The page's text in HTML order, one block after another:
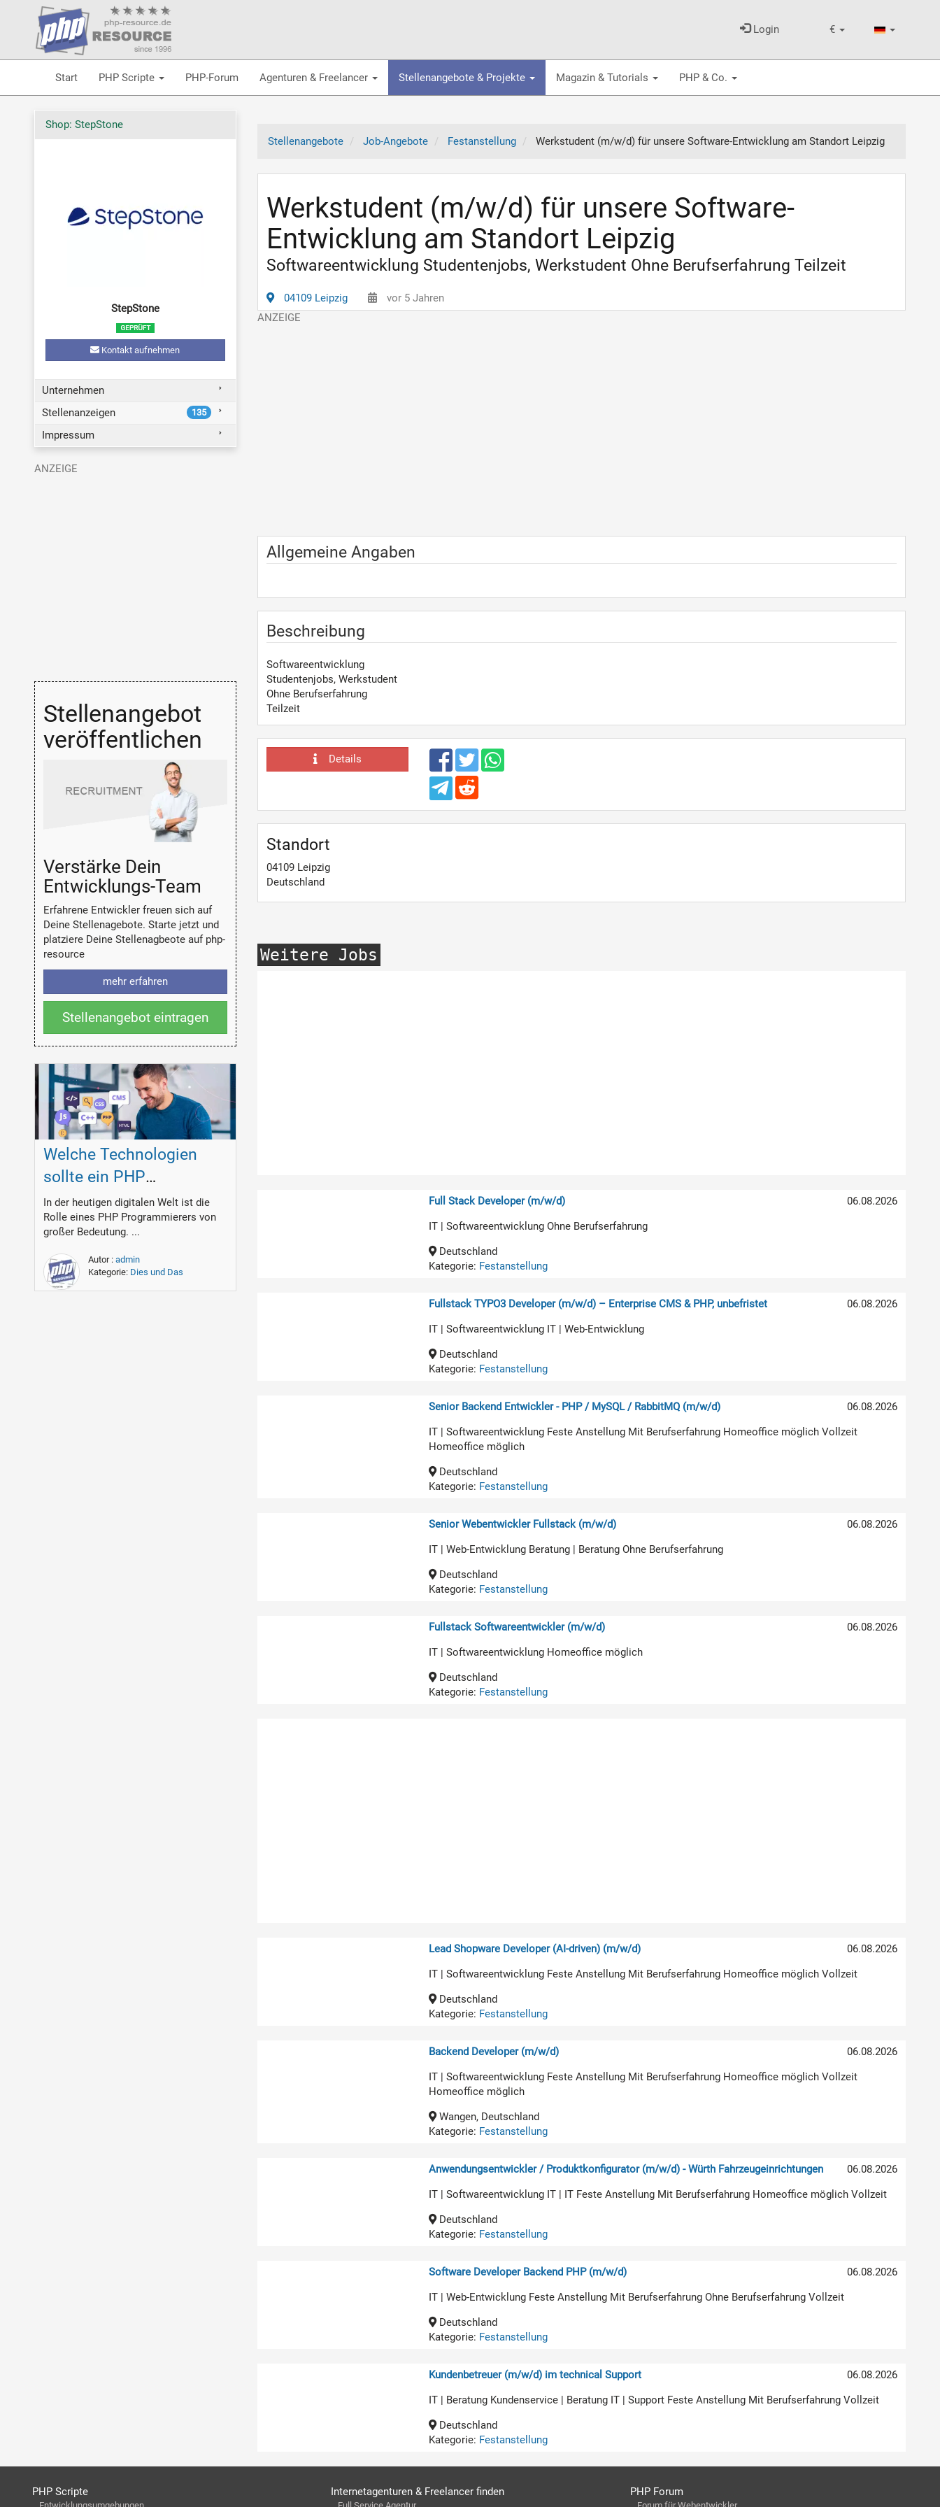
€
Login
Start PHP Scripte PHP-Forum Agenturen & Freelancer Stellenangebote & Projekte Magazin & Tutorials PHP & Co.
Stellenangebote Job-Angebote Festanstellung Werkstudent (m/w/d) für unsere Software-Entwicklung am Standort Leipzig
Werkstudent (m/w/d) für unsere Software-
Entwicklung am Standort Leipzig
Softwareentwicklung Studentenjobs, Werkstudent Ohne Berufserfahrung Teilzeit
04109 Leipzig vor 5 Jahren
Allgemeine Angaben
Beschreibung
Softwareentwicklung
Studentenjobs, Werkstudent
Ohne Berufserfahrung
Teilzeit
Details
Standort
04109 Leipzig
Deutschland
Weitere Jobs
06.08.2026
Full Stack Developer (m/w/d)
IT | Softwareentwicklung Ohne Berufserfahrung
Deutschland
Kategorie: Festanstellung
06.08.2026
Fullstack TYPO3 Developer (m/w/d) – Enterprise CMS & PHP, unbefristet
IT | Softwareentwicklung IT | Web-Entwicklung
Deutschland
Kategorie: Festanstellung
06.08.2026
Senior Backend Entwickler - PHP / MySQL / RabbitMQ (m/w/d)
IT | Softwareentwicklung Feste Anstellung Mit Berufserfahrung Homeoffice möglich Vollzeit
Homeoffice möglich
Deutschland
Kategorie: Festanstellung
06.08.2026
Senior Webentwickler Fullstack (m/w/d)
IT | Web-Entwicklung Beratung | Beratung Ohne Berufserfahrung
Deutschland
Kategorie: Festanstellung
06.08.2026
Fullstack Softwareentwickler (m/w/d)
IT | Softwareentwicklung Homeoffice möglich
Deutschland
Kategorie: Festanstellung
06.08.2026
Lead Shopware Developer (AI-driven) (m/w/d)
IT | Softwareentwicklung Feste Anstellung Mit Berufserfahrung Homeoffice möglich Vollzeit
Deutschland
Kategorie: Festanstellung
06.08.2026
Backend Developer (m/w/d)
IT | Softwareentwicklung Feste Anstellung Mit Berufserfahrung Homeoffice möglich Vollzeit
Homeoffice möglich
Wangen, Deutschland
Kategorie: Festanstellung
06.08.2026
Anwendungsentwickler / Produktkonfigurator (m/w/d) - Würth Fahrzeugeinrichtungen
IT | Softwareentwicklung IT | IT Feste Anstellung Mit Berufserfahrung Homeoffice möglich Vollzeit
Deutschland
Kategorie: Festanstellung
06.08.2026
Software Developer Backend PHP (m/w/d)
IT | Web-Entwicklung Feste Anstellung Mit Berufserfahrung Ohne Berufserfahrung Vollzeit
Deutschland
Kategorie: Festanstellung
06.08.2026
Kundenbetreuer (m/w/d) im technical Support
IT | Beratung Kundenservice | Beratung IT | Support Feste Anstellung Mit Berufserfahrung Vollzeit
Deutschland
Kategorie: Festanstellung
Shop: StepStone
StepStone
Kontakt aufnehmen
Unternehmen
Stellenanzeigen
135
Impressum
Stellenangebot
veröffentlichen
Verstärke Dein
Entwicklungs-Team
Erfahrene Entwickler freuen sich auf
Deine Stellenagebote. Starte jetzt und
platziere Deine Stellenagbeote auf php-
resource
mehr erfahren
Stellenangebot eintragen
Welche Technologien
sollte ein PHP
Programmierer
beherrschen?
In der heutigen digitalen Welt ist die
Rolle eines PHP Programmierers von
großer Bedeutung. ...
Autor : admin
Kategorie: Dies und Das
PHP Scripte Internetagenturen & Freelancer finden PHP Forum